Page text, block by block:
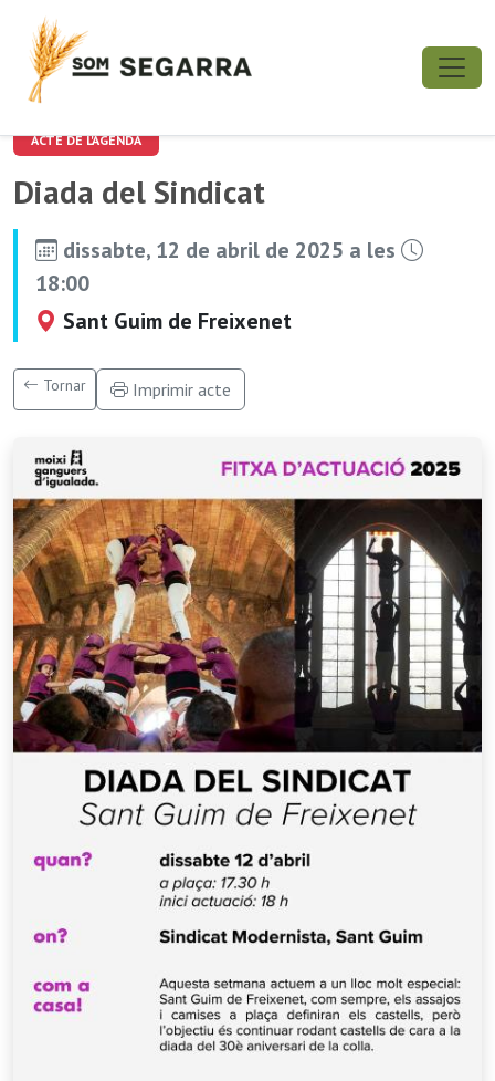
ACTE DE L'AGENDA
Diada del Sindicat
dissabte, 12 de abril de 2025 a les
18:00
Sant Guim de Freixenet
Tornar Imprimir acte